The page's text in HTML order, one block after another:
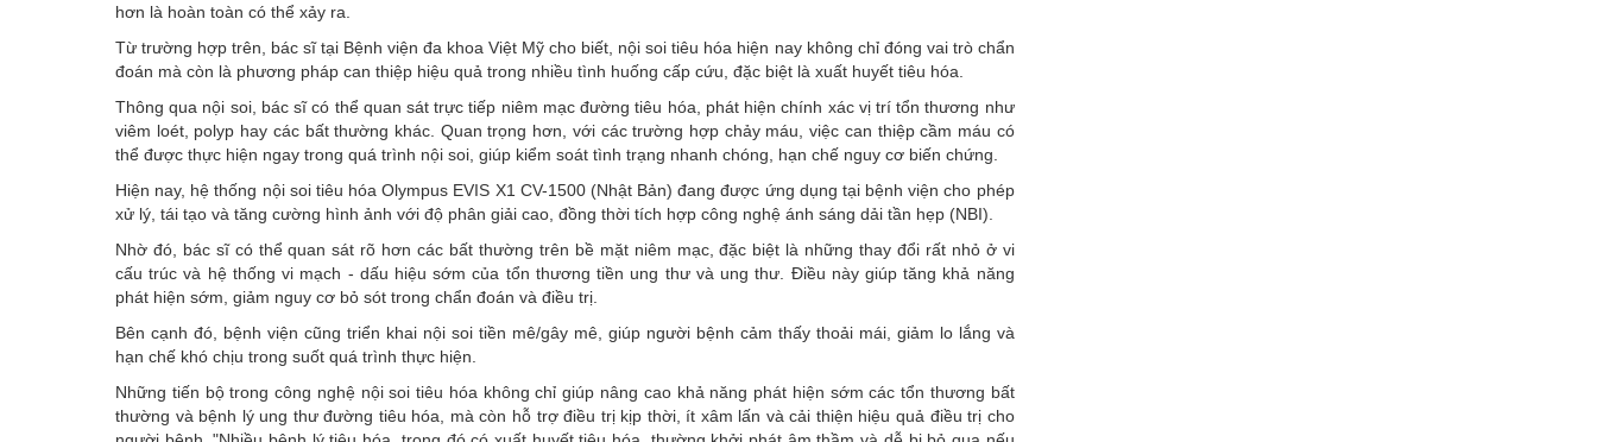
hơn là hoàn toàn có thể xảy ra.
Từ trường hợp trên, bác sĩ tại Bệnh viện đa khoa Việt Mỹ cho biết, nội soi tiêu hóa hiện nay không chỉ đóng vai trò chẩn
đoán mà còn là phương pháp can thiệp hiệu quả trong nhiều tình huống cấp cứu, đặc biệt là xuất huyết tiêu hóa.
Thông qua nội soi, bác sĩ có thể quan sát trực tiếp niêm mạc đường tiêu hóa, phát hiện chính xác vị trí tổn thương như
viêm loét, polyp hay các bất thường khác. Quan trọng hơn, với các trường hợp chảy máu, việc can thiệp cầm máu có
thể được thực hiện ngay trong quá trình nội soi, giúp kiểm soát tình trạng nhanh chóng, hạn chế nguy cơ biến chứng.
Hiện nay, hệ thống nội soi tiêu hóa Olympus EVIS X1 CV-1500 (Nhật Bản) đang được ứng dụng tại bệnh viện cho phép
xử lý, tái tạo và tăng cường hình ảnh với độ phân giải cao, đồng thời tích hợp công nghệ ánh sáng dải tần hẹp (NBI).
Nhờ đó, bác sĩ có thể quan sát rõ hơn các bất thường trên bề mặt niêm mạc, đặc biệt là những thay đổi rất nhỏ ở vi
cấu trúc và hệ thống vi mạch - dấu hiệu sớm của tổn thương tiền ung thư và ung thư. Điều này giúp tăng khả năng
phát hiện sớm, giảm nguy cơ bỏ sót trong chẩn đoán và điều trị.
Bên cạnh đó, bệnh viện cũng triển khai nội soi tiền mê/gây mê, giúp người bệnh cảm thấy thoải mái, giảm lo lắng và
hạn chế khó chịu trong suốt quá trình thực hiện.
Những tiến bộ trong công nghệ nội soi tiêu hóa không chỉ giúp nâng cao khả năng phát hiện sớm các tổn thương bất
thường và bệnh lý ung thư đường tiêu hóa, mà còn hỗ trợ điều trị kịp thời, ít xâm lấn và cải thiện hiệu quả điều trị cho